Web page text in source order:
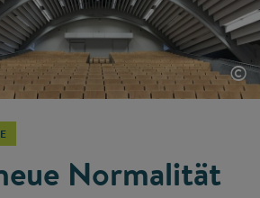
©
Normalität